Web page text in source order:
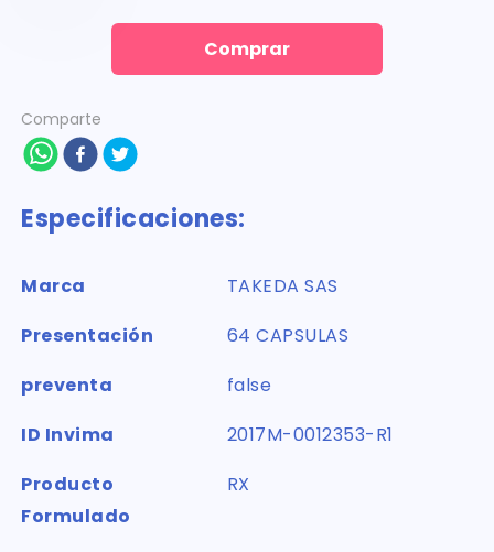
Comprar
Comparte
Especificaciones:
Marca
TAKEDA SAS
Presentación
64 CAPSULAS
preventa
false
ID Invima
2017M-0012353-R1
Producto
Formulado
RX